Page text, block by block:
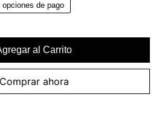
de pago
al Carrito
Comprar ahora